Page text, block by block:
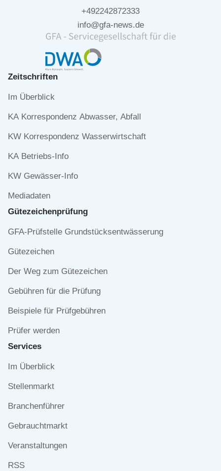
+492242872333
info@gfa-news.de
Zeitschriften
Navigation
Im Überblick
KA Korrespondenz Abwasser, Abfall
KW Korrespondenz Wasserwirtschaft
KA Betriebs-Info
KW Gewässer-Info
Mediadaten
Gütezeichen­prüfung
Navigation
GFA-Prüfstelle Grundstücksentwässerung
Gütezeichen
Der Weg zum Gütezeichen
Gebühren für die Prüfung
Beispiele für Prüfgebühren
Prüfer werden
Services
Navigation
Im Überblick
Stellenmarkt
Branchenführer
Gebrauchtmarkt
Veranstaltungen
RSS